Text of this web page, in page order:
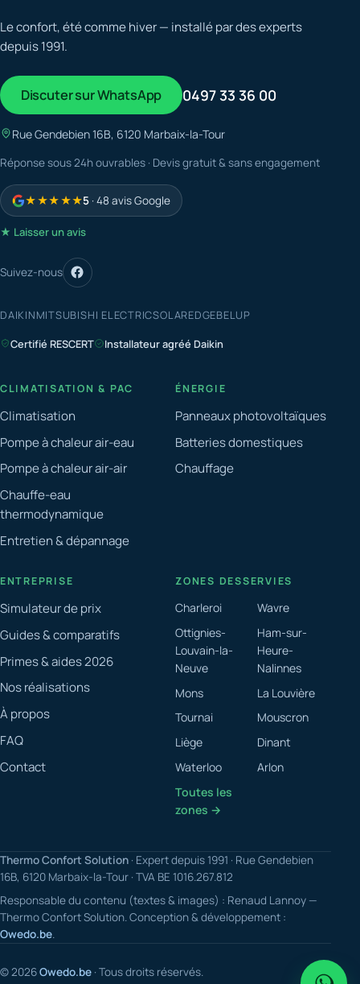
Le confort, été comme hiver — installé par des experts
depuis 1991.
Discuter sur WhatsApp 0497 33 36 00
Rue Gendebien 16B, 6120 Marbaix-la-Tour
Réponse sous 24h ouvrables · Devis gratuit & sans engagement
★★★★★5 · 48 avis Google
★ Laisser un avis
Suivez-nous
DAIKINMITSUBISHI ELECTRICSOLAREDGEBELUP
Certifié RESCERT
Installateur agréé Daikin
CLIMATISATION & PAC
Climatisation
Pompe à chaleur air-eau
Pompe à chaleur air-air
Chauffe-eau
thermodynamique
Entretien & dépannage
ÉNERGIE
Panneaux photovoltaïques
Batteries domestiques
Chauffage
ENTREPRISE
Simulateur de prix
Guides & comparatifs
Primes & aides 2026
Nos réalisations
À propos
FAQ
Contact
ZONES DESSERVIES
Charleroi
Wavre
Ottignies-
Louvain-la-
Neuve
Ham-sur-
Heure-
Nalinnes
Mons
La Louvière
Tournai
Mouscron
Liège
Dinant
Waterloo
Arlon
Toutes les
zones →
Thermo Confort Solution · Expert depuis 1991 · Rue Gendebien
16B, 6120 Marbaix-la-Tour · TVA BE 1016.267.812
Responsable du contenu (textes & images) : Renaud Lannoy —
Thermo Confort Solution. Conception & développement :
Owedo.be.
© 2026Owedo.be · Tous droits réservés.